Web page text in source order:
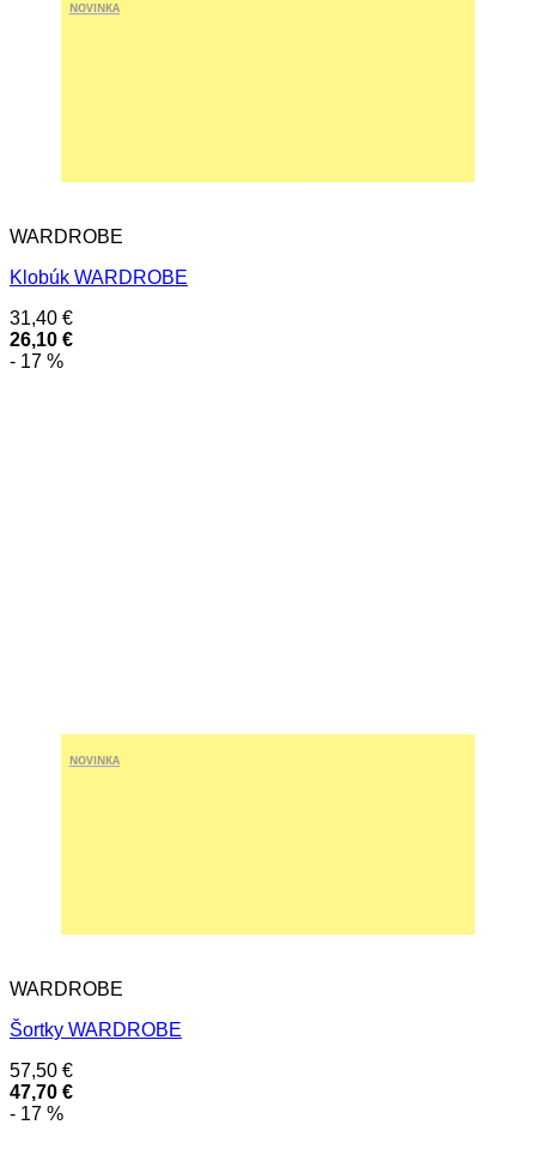
NOVINKA
WARDROBE
Klobúk WARDROBE
31,40 €
26,10 €
- 17 %
NOVINKA
WARDROBE
Šortky WARDROBE
57,50 €
47,70 €
- 17 %